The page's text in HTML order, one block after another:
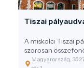
Tiszai
A miskolci Tiszai
szorosan
fejlődésével.
Magyarország,